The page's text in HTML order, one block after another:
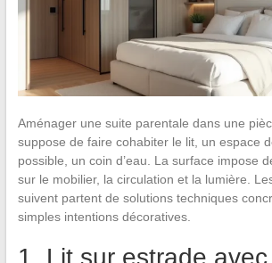
Aménager une suite parentale dans une
suppose de faire cohabiter le lit, un espace
possible, un coin d’eau. La surface impose
sur le mobilier, la circulation et la lumière.
suivent partent de solutions techniques
simples intentions décoratives.
1. Lit sur estrade avec